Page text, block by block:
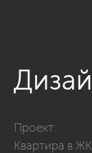
Проект:
Квартира в